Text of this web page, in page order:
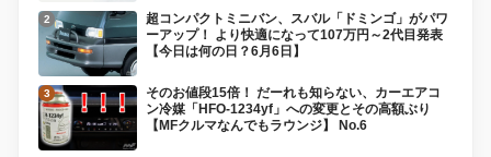
超コンパクトミニバン、スバル「ドミンゴ」がパワ
ーアップ！ より快適になって107万円～2代目発表
【今日は何の日？6月6日】
そのお値段15倍！ だーれも知らない、カーエアコ
ン冷媒「HFO-1234yf」への変更とその高額ぶり
【MFクルマなんでもラウンジ】 No.6